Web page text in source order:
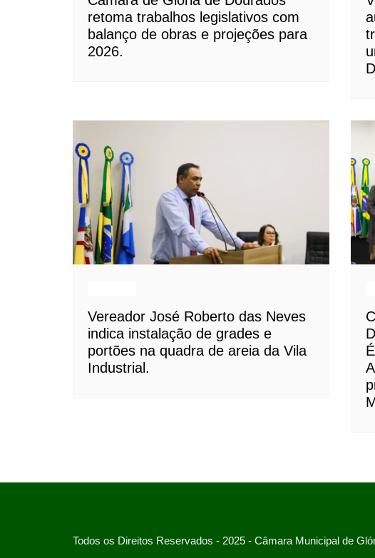
retoma trabalhos legislativos com
balanço de obras e projeções para
2026.
Vereador José Roberto das Neves
indica instalação de grades e
portões na quadra de areia da Vila
Industrial.
Todos os Direitos Reservados - 2025 - Câmara Municipal de